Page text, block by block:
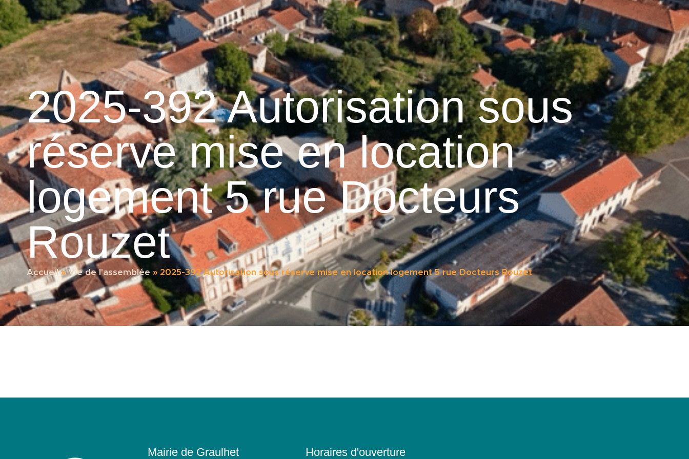
principal
Graulhet et le cuir Accueil Découvrir Graulhet Vie municipale Graulhet au quotidien Services pratiques 15 °C
2025-392 Autorisation sous
réserve mise en location
logement 5 rue Docteurs
Rouzet
Accueil»Vie de l'assemblée » 2025-392 Autorisation sous réserve mise en location logement 5 rue Docteurs Rouzet
Mairie de Graulhet Horaires d'ouverture